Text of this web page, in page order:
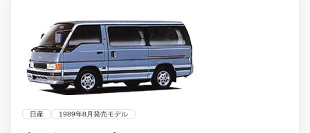
日産 1989年8月発売モデル